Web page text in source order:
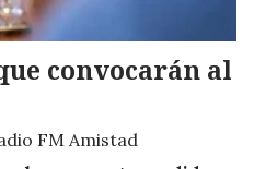
convocarán al
FM Amistad